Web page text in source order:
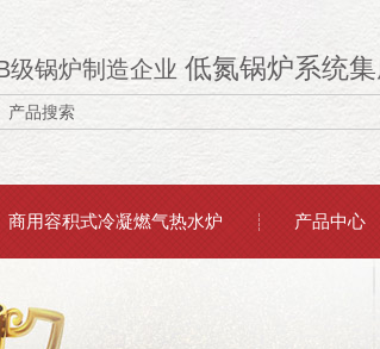
级锅炉制造企业 低氮锅炉系统
商用容积式冷凝燃气热水炉 产品中心